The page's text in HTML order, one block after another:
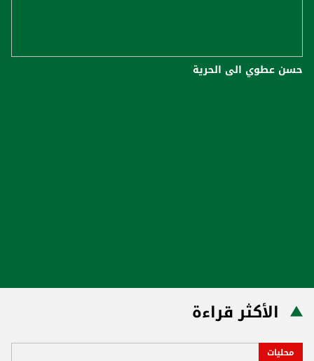
حسن عطوي الى الحرية
الأكثر قراءة
محليات